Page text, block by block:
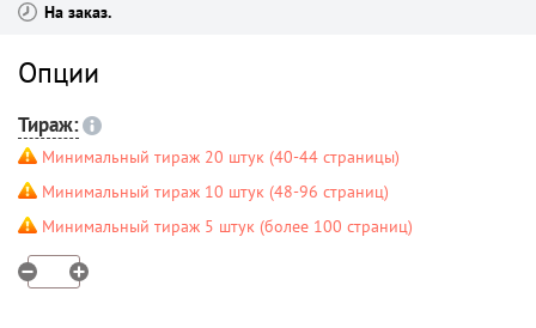
На заказ
Опции
Тираж:
Минимальный тираж 20 штук (40-44 страницы)
Минимальный тираж 10 штук (48-96 страниц)
Минимальный тираж 5 штук (более 100 страниц)